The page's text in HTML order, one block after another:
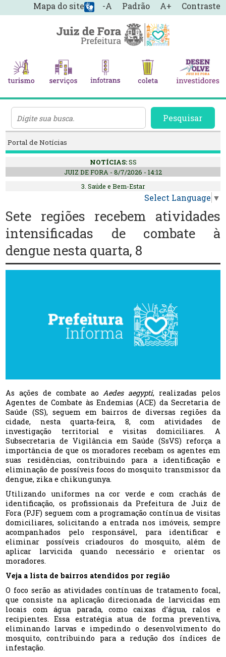
-A Padrão A+ Contraste
Mapa do site
Pesquisar
Portal de Notícias
NOTÍCIAS:SS
JUIZ DE FORA - 8/7/2026 - 14:12
3. Saúde e Bem-Estar
Select Language ▼
Sete regiões recebem atividades
intensificadas de combate à
dengue nesta quarta, 8
As ações de combate aoAedes aegypti, realizadas pelos
Agentes de Combate às Endemias (ACE) da Secretaria de
Saúde (SS), seguem em bairros de diversas regiões da
cidade, nesta quarta-feira, 8, com atividades de
investigação territorial e visitas domiciliares. A
Subsecretaria de Vigilância em Saúde (SsVS) reforça a
importância de que os moradores recebam os agentes em
suas residências, contribuindo para a identificação e
eliminação de possíveis focos do mosquito transmissor da
dengue, zika e chikungunya.
Utilizando uniformes na cor verde e com crachás de
identificação, os profissionais da Prefeitura de Juiz de
Fora (PJF) seguem com a programação contínua de visitas
domiciliares, solicitando a entrada nos imóveis, sempre
acompanhados pelo responsável, para identificar e
eliminar possíveis criadouros do mosquito, além de
aplicar larvicida quando necessário e orientar os
moradores.
Veja a lista de bairros atendidos por região
O foco serão as atividades contínuas de tratamento focal,
que consiste na aplicação direcionada de larvicidas em
locais com água parada, como caixas d’água, ralos e
recipientes. Essa estratégia atua de forma preventiva,
eliminando larvas e impedindo o desenvolvimento do
mosquito, contribuindo para a redução dos índices de
infestação.